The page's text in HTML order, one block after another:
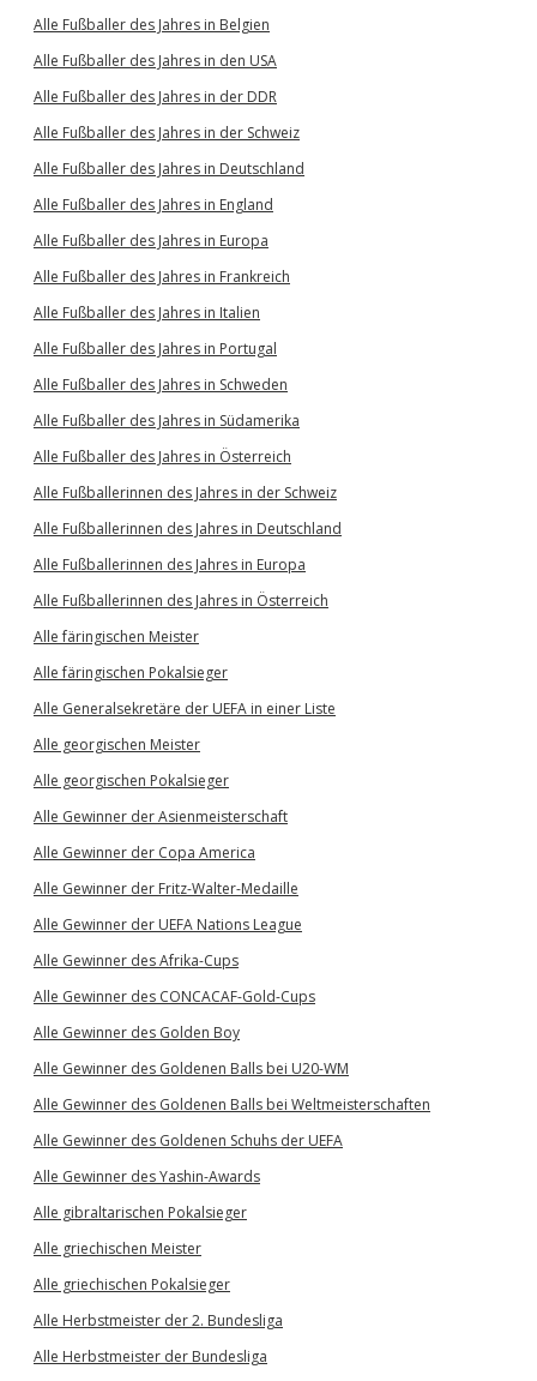
Alle Fußballer des Jahres in Belgien
Alle Fußballer des Jahres in den USA
Alle Fußballer des Jahres in der DDR
Alle Fußballer des Jahres in der Schweiz
Alle Fußballer des Jahres in Deutschland
Alle Fußballer des Jahres in England
Alle Fußballer des Jahres in Europa
Alle Fußballer des Jahres in Frankreich
Alle Fußballer des Jahres in Italien
Alle Fußballer des Jahres in Portugal
Alle Fußballer des Jahres in Schweden
Alle Fußballer des Jahres in Südamerika
Alle Fußballer des Jahres in Österreich
Alle Fußballerinnen des Jahres in der Schweiz
Alle Fußballerinnen des Jahres in Deutschland
Alle Fußballerinnen des Jahres in Europa
Alle Fußballerinnen des Jahres in Österreich
Alle färingischen Meister
Alle färingischen Pokalsieger
Alle Generalsekretäre der UEFA in einer Liste
Alle georgischen Meister
Alle georgischen Pokalsieger
Alle Gewinner der Asienmeisterschaft
Alle Gewinner der Copa America
Alle Gewinner der Fritz-Walter-Medaille
Alle Gewinner der UEFA Nations League
Alle Gewinner des Afrika-Cups
Alle Gewinner des CONCACAF-Gold-Cups
Alle Gewinner des Golden Boy
Alle Gewinner des Goldenen Balls bei U20-WM
Alle Gewinner des Goldenen Balls bei Weltmeisterschaften
Alle Gewinner des Goldenen Schuhs der UEFA
Alle Gewinner des Yashin-Awards
Alle gibraltarischen Pokalsieger
Alle griechischen Meister
Alle griechischen Pokalsieger
Alle Herbstmeister der 2. Bundesliga
Alle Herbstmeister der Bundesliga